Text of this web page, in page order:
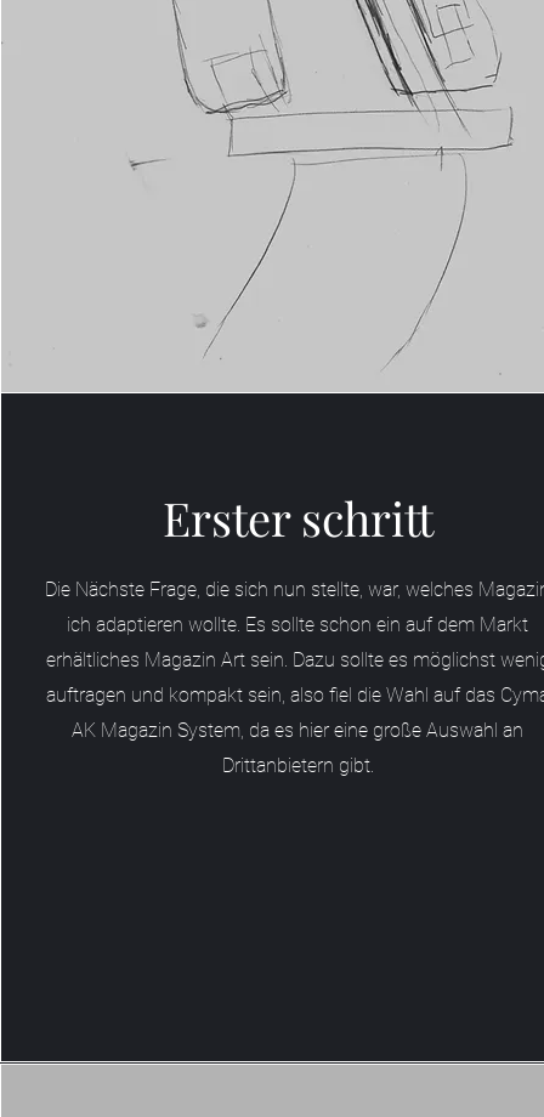
Erster schritt
Die Nächste Frage, die sich nun stellte, war, welches
ich adaptieren wollte. Es sollte schon ein auf dem Markt
erhältliches Magazin Art sein. Dazu sollte es möglichst
auftragen und kompakt sein, also fiel die Wahl auf das
AK Magazin System, da es hier eine große Auswahl an
Drittanbietern gibt.